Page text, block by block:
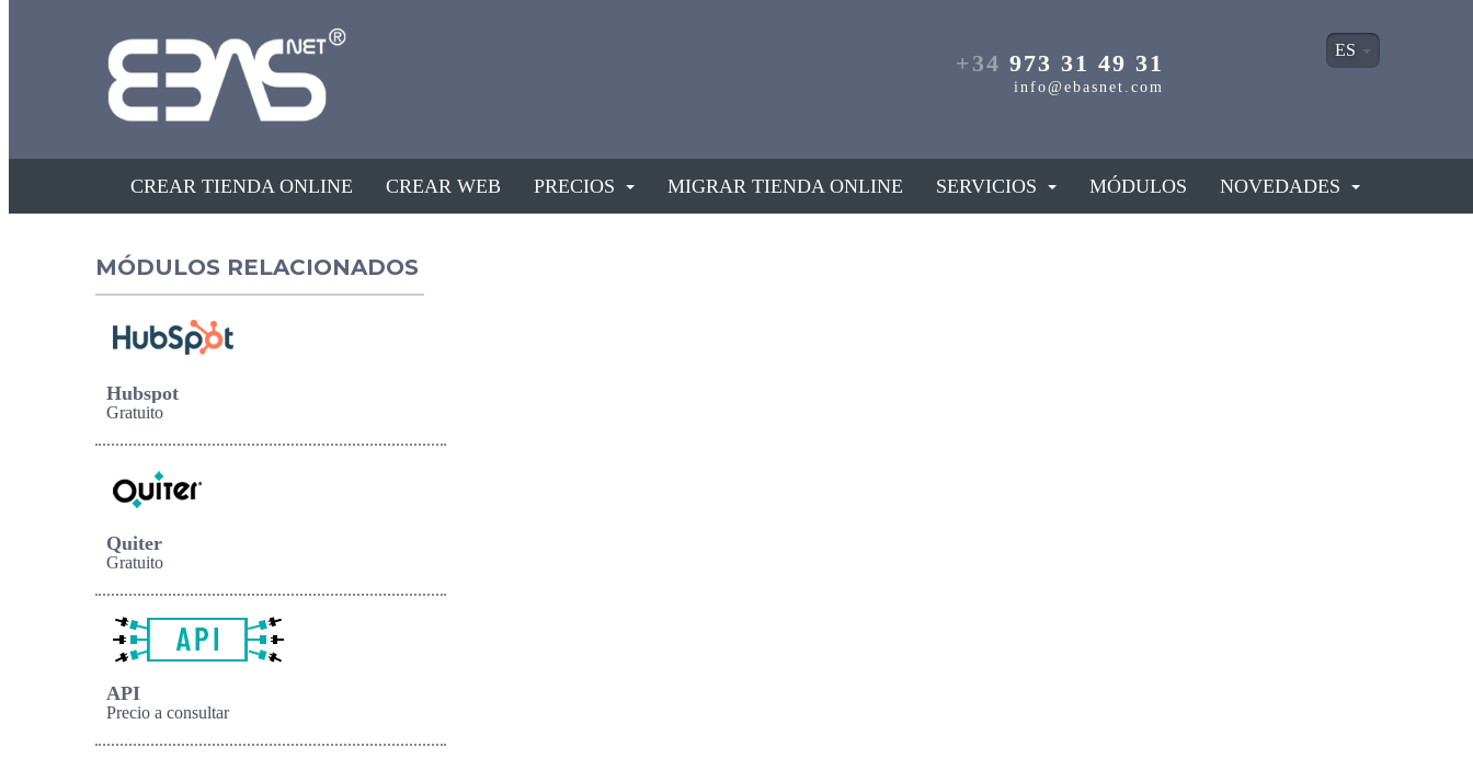
ES
CREAR TIENDA ONLINE CREAR WEB PRECIOS MIGRAR TIENDA ONLINE SERVICIOS MÓDULOS NOVEDADES
MÓDULOS RELACIONADOS
Hubspot
Gratuito
Quiter
Gratuito
API
Precio a consultar
+34 973 31 49 31
info@ebasnet.com